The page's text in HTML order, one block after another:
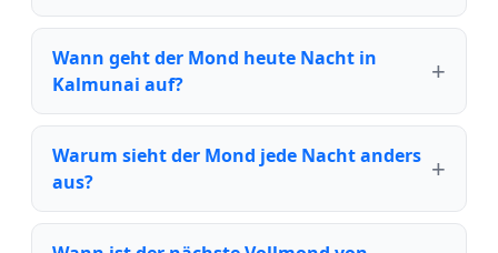
Wann geht der Mond heute Nacht in
Kalmunai auf?
Warum sieht der Mond jede Nacht anders
aus?